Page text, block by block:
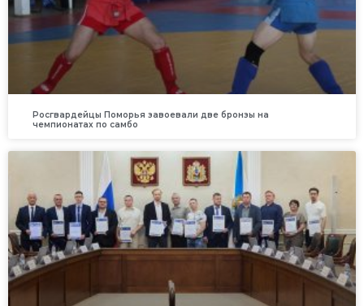
Росгвардейцы Поморья завоевали две бронзы на
чемпионатах по самбо